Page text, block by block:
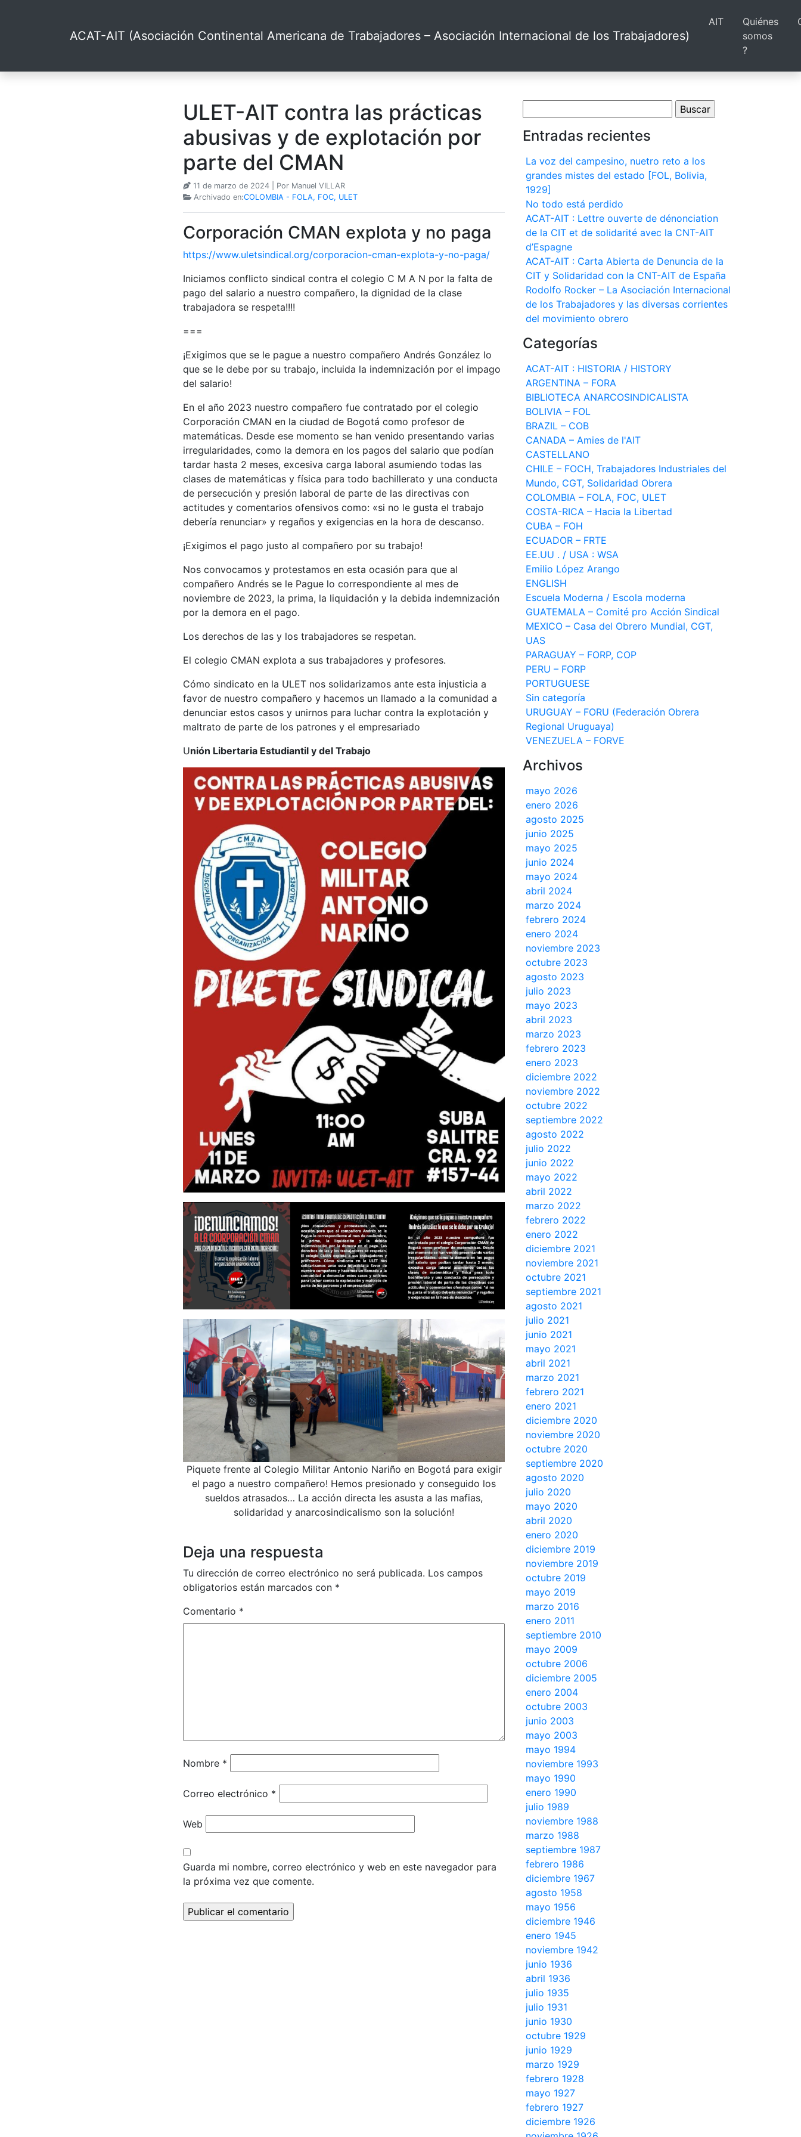
ACAT-AIT (Asociación Continental Americana de Trabajadores – Asociación Internacional de los Trabajadores)
AIT
Quiénes
somos
?
ULET-AIT contra las prácticas
abusivas y de explotación por
parte del CMAN
11 de marzo de 2024
| Por Manuel VILLAR
Archivado en:COLOMBIA - FOLA, FOC, ULET
Corporación CMAN explota y no paga
https://www.uletsindical.org/corporacion-cman-explota-y-no-paga/
Iniciamos conflicto sindical contra el colegio C M A N por la falta de
pago del salario a nuestro compañero, la dignidad de la clase
trabajadora se respeta!!!!
===
¡Exigimos que se le pague a nuestro compañero Andrés González lo
que se le debe por su trabajo, incluida la indemnización por el impago
del salario!
En el año 2023 nuestro compañero fue contratado por el colegio
Corporación CMAN en la ciudad de Bogotá como profesor de
matemáticas. Desde ese momento se han venido presentando varias
irregularidades, como la demora en los pagos del salario que podían
tardar hasta 2 meses, excesiva carga laboral asumiendo todas las
clases de matemáticas y física para todo bachillerato y una conducta
de persecución y presión laboral de parte de las directivas con
actitudes y comentarios ofensivos como: «si no le gusta el trabajo
debería renunciar» y regaños y exigencias en la hora de descanso.
¡Exigimos el pago justo al compañero por su trabajo!
Nos convocamos y protestamos en esta ocasión para que al
compañero Andrés se le Pague lo correspondiente al mes de
noviembre de 2023, la prima, la liquidación y la debida indemnización
por la demora en el pago.
Los derechos de las y los trabajadores se respetan.
El colegio CMAN explota a sus trabajadores y profesores.
Cómo sindicato en la ULET nos solidarizamos ante esta injusticia a
favor de nuestro compañero y hacemos un llamado a la comunidad a
denunciar estos casos y unirnos para luchar contra la explotación y
maltrato de parte de los patrones y el empresariado
Unión Libertaria Estudiantil y del Trabajo
Piquete frente al Colegio Militar Antonio Nariño en Bogotá para exigir
el pago a nuestro compañero! Hemos presionado y conseguido los
sueldos atrasados… La acción directa les asusta a las mafias,
solidaridad y anarcosindicalismo son la solución!
Deja una respuesta
Tu dirección de correo electrónico no será publicada. Los campos
obligatorios están marcados con *
Comentario *
Nombre *
Correo electrónico *
Web
Guarda mi nombre, correo electrónico y web en este navegador para
la próxima vez que comente.
Entradas recientes
La voz del campesino, nuetro reto a los
grandes mistes del estado [FOL, Bolivia,
1929]
No todo está perdido
ACAT-AIT : Lettre ouverte de dénonciation
de la CIT et de solidarité avec la CNT-AIT
d’Espagne
ACAT-AIT : Carta Abierta de Denuncia de la
CIT y Solidaridad con la CNT-AIT de España
Rodolfo Rocker – La Asociación Internacional
de los Trabajadores y las diversas corrientes
del movimiento obrero
Categorías
ACAT-AIT : HISTORIA / HISTORY
ARGENTINA – FORA
BIBLIOTECA ANARCOSINDICALISTA
BOLIVIA – FOL
BRAZIL – COB
CANADA – Amies de l'AIT
CASTELLANO
CHILE – FOCH, Trabajadores Industriales del
Mundo, CGT, Solidaridad Obrera
COLOMBIA – FOLA, FOC, ULET
COSTA-RICA – Hacia la Libertad
CUBA – FOH
ECUADOR – FRTE
EE.UU . / USA : WSA
Emilio López Arango
ENGLISH
Escuela Moderna / Escola moderna
GUATEMALA – Comité pro Acción Sindical
MEXICO – Casa del Obrero Mundial, CGT,
UAS
PARAGUAY – FORP, COP
PERU – FORP
PORTUGUESE
Sin categoría
URUGUAY – FORU (Federación Obrera
Regional Uruguaya)
VENEZUELA – FORVE
Archivos
mayo 2026
enero 2026
agosto 2025
junio 2025
mayo 2025
junio 2024
mayo 2024
abril 2024
marzo 2024
febrero 2024
enero 2024
noviembre 2023
octubre 2023
agosto 2023
julio 2023
mayo 2023
abril 2023
marzo 2023
febrero 2023
enero 2023
diciembre 2022
noviembre 2022
octubre 2022
septiembre 2022
agosto 2022
julio 2022
junio 2022
mayo 2022
abril 2022
marzo 2022
febrero 2022
enero 2022
diciembre 2021
noviembre 2021
octubre 2021
septiembre 2021
agosto 2021
julio 2021
junio 2021
mayo 2021
abril 2021
marzo 2021
febrero 2021
enero 2021
diciembre 2020
noviembre 2020
octubre 2020
septiembre 2020
agosto 2020
julio 2020
mayo 2020
abril 2020
enero 2020
diciembre 2019
noviembre 2019
octubre 2019
mayo 2019
marzo 2016
enero 2011
septiembre 2010
mayo 2009
octubre 2006
diciembre 2005
enero 2004
octubre 2003
junio 2003
mayo 2003
mayo 1994
noviembre 1993
mayo 1990
enero 1990
julio 1989
noviembre 1988
marzo 1988
septiembre 1987
febrero 1986
diciembre 1967
agosto 1958
mayo 1956
diciembre 1946
enero 1945
noviembre 1942
junio 1936
abril 1936
julio 1935
julio 1931
junio 1930
octubre 1929
junio 1929
marzo 1929
febrero 1928
mayo 1927
febrero 1927
diciembre 1926